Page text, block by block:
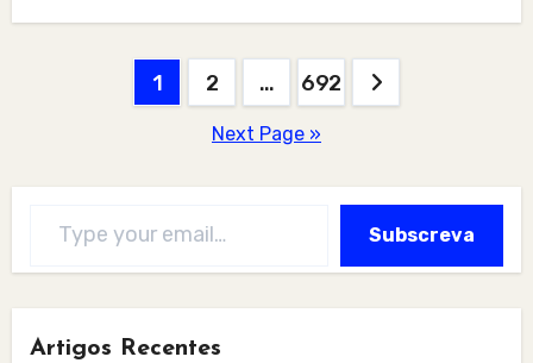
1 2 … 692
Next Page »
Subscreva
Artigos Recentes